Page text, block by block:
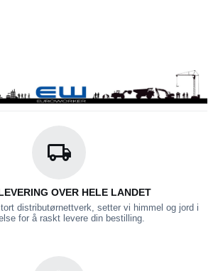
OVER HELE LANDET
distributørnettverk, setter vi himmel og jord i
for å raskt levere din bestilling.